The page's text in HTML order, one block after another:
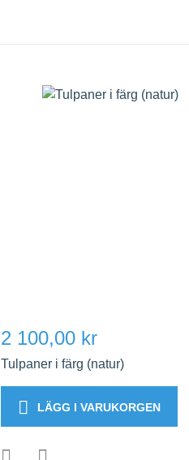
2 100,00 kr
Tulpaner i färg (natur)
LÄGG I VARUKORGEN